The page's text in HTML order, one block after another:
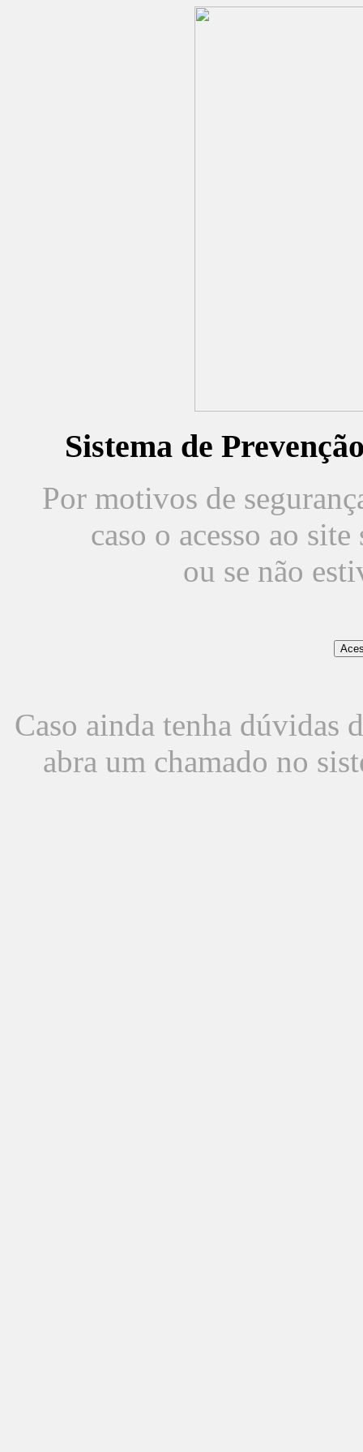
Sistema de
Por motivos de
caso o acesso ao
ou se não
Caso ainda tenha dúvidas
abra um chamado no